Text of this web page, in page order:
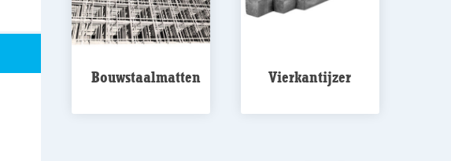
Bouwstaalmatten Vierkantijzer